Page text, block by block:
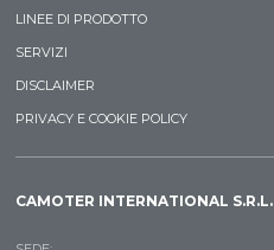
LINEE DI PRODOTTO
SERVIZI
DISCLAIMER
PRIVACY E COOKIE POLICY
CAMOTER INTERNATIONAL S.R.L.